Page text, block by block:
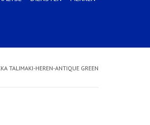
TALIMAKI-HEREN-ANTIQUE GREEN